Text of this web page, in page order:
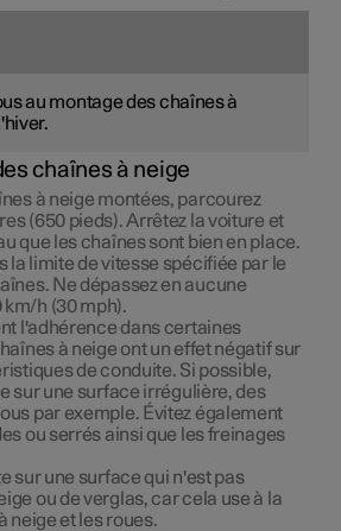
au montage des chaînes à
chaînes à neige
à neige montées, parcourez
(650 pieds). Arrêtez la voiture et
que les chaînes sont bien en place.
la limite de vitesse spécifiée par le
Ne dépassez en aucune
h (30 mph).
l'adhérence dans certaines
à neige ont un effet négatif sur
de conduite. Si possible,
sur une surface irrégulière, des
par exemple. Évitez également
ou serrés ainsi que les freinages
sur une surface qui n'est pas
ou de verglas, car cela use à la
neige et les roues.